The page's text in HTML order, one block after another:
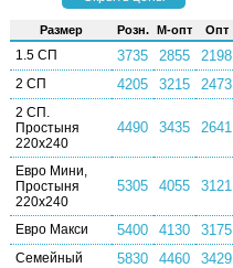
Раз­мер Розн. М-опт Опт
1.5 СП 3735 2855 2198
2 СП 4205 3215 2473
2 СП.
Простыня
220х240
4490 3435 2641
Евро Мини,
Простыня
220х240
5305 4055 3121
Евро Макси 5400 4130 3175
Семейный 5830 4460 3429